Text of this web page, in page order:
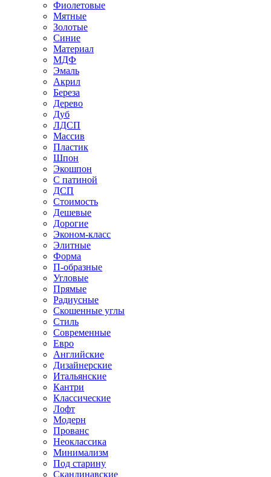
Фиолетовые
Мятные
Золотые
Синие
Материал
МДФ
Эмаль
Акрил
Береза
Дерево
Дуб
ЛДСП
Массив
Пластик
Шпон
Экошпон
С патиной
ДСП
Стоимость
Дешевые
Дорогие
Эконом-класс
Элитные
Форма
П-образные
Угловые
Прямые
Радиусные
Скошенные углы
Стиль
Современные
Евро
Английские
Дизайнерские
Итальянские
Кантри
Классические
Лофт
Модерн
Прованс
Неоклассика
Минимализм
Под старину
Скандинавские